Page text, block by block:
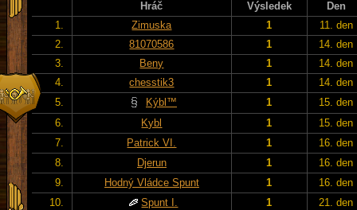
Hráč Výsledek
Den
1.
Zimuska 1
11. den
2.
81070586 1
14. den
3.
Beny 1
14. den
4.
chesstik3 1
14. den
5.
Kýbl™ 1
15. den
6.
Kybl 1
15. den
7.
Patrick VI. 1
16. den
8.
Djerun 1
16. den
9.
Hodný Vládce Spunt 1
16. den
10.
Spunt I. 1 21. den